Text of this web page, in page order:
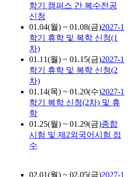
학기 캠퍼스 간 복수전공
신청
01.04(월) ~ 01.08(금)2027-1
학기 휴학 및 복학 신청(1
차)
01.11(월) ~ 01.15(금)2027-1
학기 휴학 및 복학 신청(2
차)
01.14(목) ~ 01.20(수)2027-1
학기 복학 신청(2차) 및 휴
학
01.25(월) ~ 01.29(금)종합
시험 및 제2외국어시험 접
수
02.01(월) ~ 02.05(금)2027-1